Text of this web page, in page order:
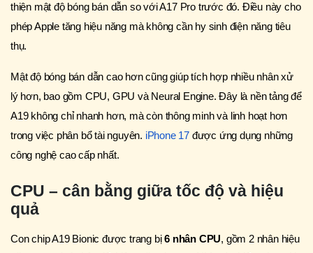
thiện mật độ bóng bán dẫn so với A17 Pro trước đó. Điều này cho
phép Apple tăng hiệu năng mà không cần hy sinh điện năng tiêu
thụ.
Mật độ bóng bán dẫn cao hơn cũng giúp tích hợp nhiều nhân xử
lý hơn, bao gồm CPU, GPU và Neural Engine. Đây là nền tảng để
A19 không chỉ nhanh hơn, mà còn thông minh và linh hoạt hơn
trong việc phân bổ tài nguyên. iPhone 17 được ứng dụng những
công nghệ cao cấp nhất.
CPU – cân bằng giữa tốc độ và hiệu
quả
Con chip A19 Bionic được trang bị6 nhân CPU, gồm 2 nhân hiệu